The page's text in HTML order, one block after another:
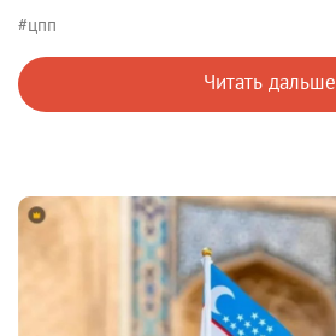
#цпп
Читать дальше